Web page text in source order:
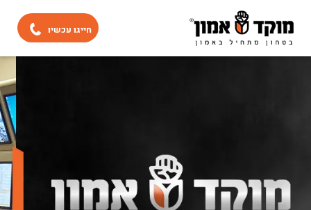
חייגו עכשיו